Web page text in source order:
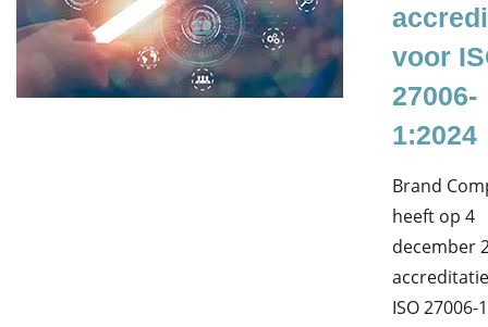
voor
27006-
1:2024
Brand
heeft op 4
december
ISO 27006-